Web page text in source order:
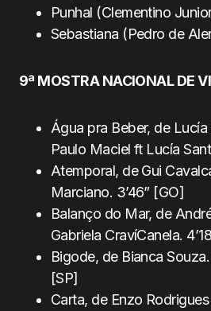
Punhal (Clementino
Sebastiana (Pedro de
9ª MOSTRA NACIONAL DE
Água pra Beber, de
Paulo Maciel ft Lucía
Atemporal, de Gui
Marciano. 3’46” [GO]
Balanço do Mar, de
Gabriela CravíCanela.
Bigode, de Bianca
[SP]
Carta, de Enzo